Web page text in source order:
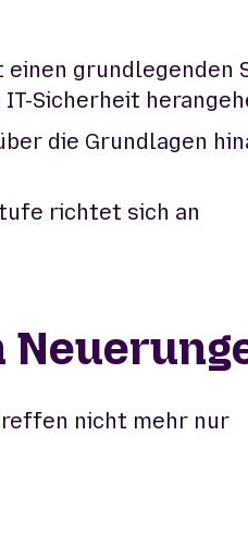
grundlegenden
Sicherheit
die Grundlagen
richtet sich an
nicht mehr nur